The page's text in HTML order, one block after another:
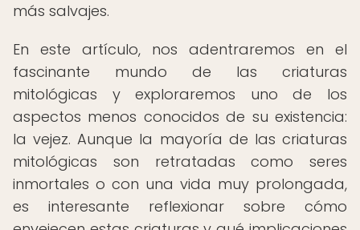
más salvajes.
En este artículo, nos adentraremos en el
fascinante mundo de las criaturas
mitológicas y exploraremos uno de los
aspectos menos conocidos de su existencia:
la vejez. Aunque la mayoría de las criaturas
mitológicas son retratadas como seres
inmortales o con una vida muy prolongada,
es interesante reflexionar sobre cómo